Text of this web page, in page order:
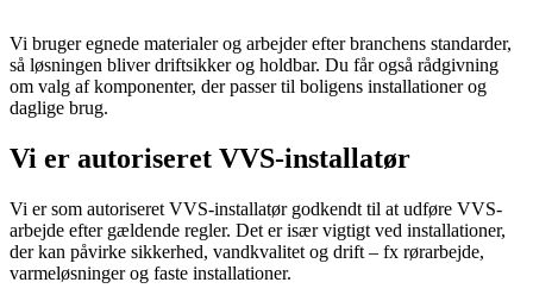
Vi bruger egnede materialer og arbejder efter branchens standarder,
så løsningen bliver driftsikker og holdbar. Du får også rådgivning
om valg af komponenter, der passer til boligens installationer og
daglige brug.
Vi er autoriseret VVS-installatør
Vi er som autoriseret VVS-installatør godkendt til at udføre VVS-
arbejde efter gældende regler. Det er især vigtigt ved installationer,
der kan påvirke sikkerhed, vandkvalitet og drift – fx rørarbejde,
varmeløsninger og faste installationer.